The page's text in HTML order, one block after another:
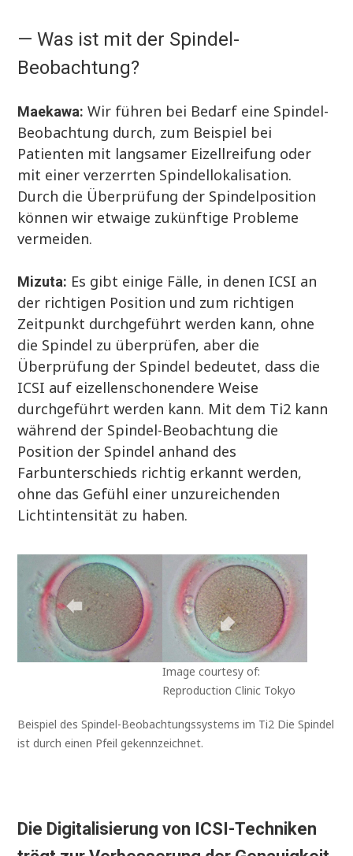
— Was ist mit der Spindel-
Beobachtung?
Maekawa: Wir führen bei Bedarf eine Spindel-
Beobachtung durch, zum Beispiel bei
Patienten mit langsamer Eizellreifung oder
mit einer verzerrten Spindellokalisation.
Durch die Überprüfung der Spindelposition
können wir etwaige zukünftige Probleme
vermeiden.
Mizuta: Es gibt einige Fälle, in denen ICSI an
der richtigen Position und zum richtigen
Zeitpunkt durchgeführt werden kann, ohne
die Spindel zu überprüfen, aber die
Überprüfung der Spindel bedeutet, dass die
ICSI auf eizellenschonendere Weise
durchgeführt werden kann. Mit dem Ti2 kann
während der Spindel-Beobachtung die
Position der Spindel anhand des
Farbunterschieds richtig erkannt werden,
ohne das Gefühl einer unzureichenden
Lichtintensität zu haben.
Image courtesy of:
Reproduction Clinic Tokyo
Beispiel des Spindel-Beobachtungssystems im Ti2 Die Spindel
ist durch einen Pfeil gekennzeichnet.
Die Digitalisierung von ICSI-Techniken